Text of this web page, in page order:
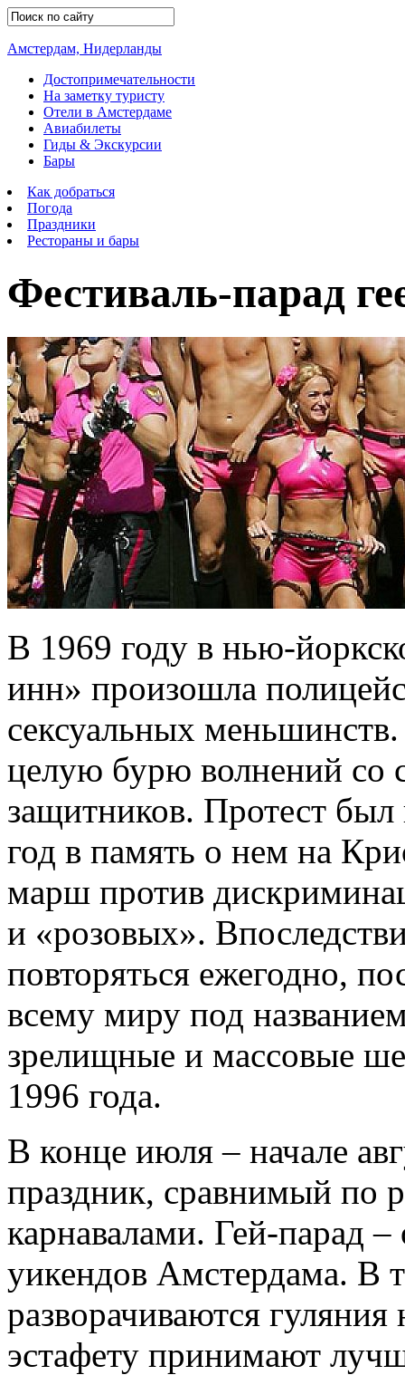
Амстердам, Нидерланды
Достопримечательности
На заметку туристу
Отели в Амстердаме
Авиабилеты
Гиды & Экскурсии
Бары
Как добраться
Погода
Праздники
Рестораны и бары
Фестиваль-парад
В 1969 году в нью-
инн» произошла
сексуальных
целую бурю волнений со
защитников. Протест был
год в память о нем на
марш против
и «розовых».
повторяться ежегодно,
всему миру под
зрелищные и массовые
1996 года.
В конце июля – начале
праздник, сравнимый по
карнавалами. Гей-парад
уикендов Амстердама. В
разворачиваются
эстафету принимают